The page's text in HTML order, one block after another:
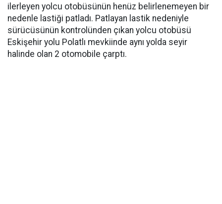
ilerleyen yolcu otobüsünün henüz belirlenemeyen bir
nedenle lastiği patladı. Patlayan lastik nedeniyle
sürücüsünün kontrolünden çıkan yolcu otobüsü
Eskişehir yolu Polatlı mevkiinde aynı yolda seyir
halinde olan 2 otomobile çarptı.